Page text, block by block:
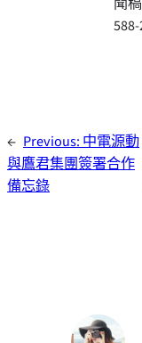
588-
← Previous: 中電源動
與鷹君集團簽署合作
備忘錄